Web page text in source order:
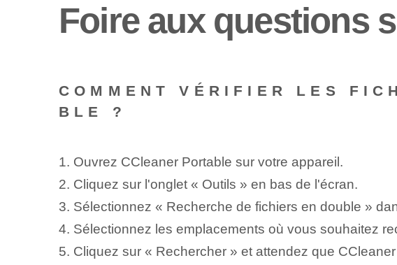
Foire aux questions
COMMENT VÉRIFIER LES
BLE ?
1. Ouvrez CCleaner Portable sur votre appareil.
2. Cliquez sur l'onglet « Outils » en bas de l'écran.
3. Sélectionnez « Recherche de fichiers en double »
4. Sélectionnez les emplacements où vous souhaitez
5. Cliquez sur « Rechercher » et attendez que